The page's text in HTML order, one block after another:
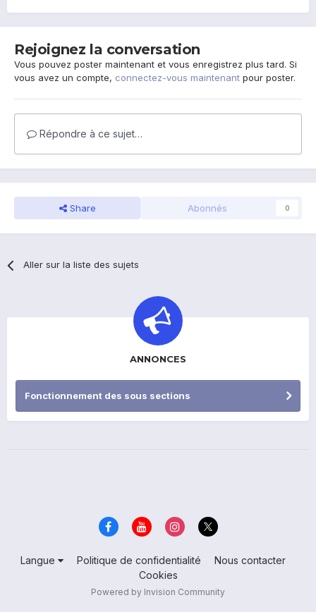
Rejoignez la conversation
Vous pouvez poster maintenant et vous enregistrez plus tard. Si
vous avez un compte, connectez-vous maintenant pour poster.
Répondre à ce sujet…
Share Abonnés 0
Aller sur la liste des sujets
ANNONCES
Fonctionnement des sous sections
Langue Politique de confidentialité
Nous contacter
Cookies
Powered by Invision Community